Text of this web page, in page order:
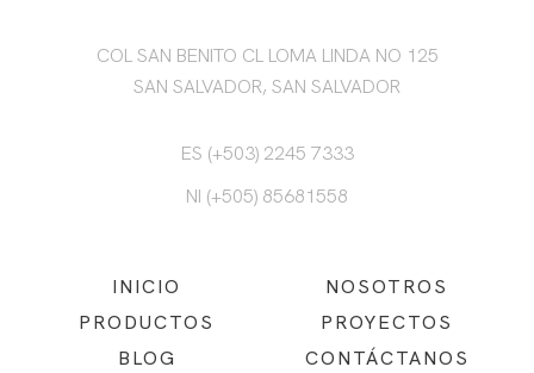
COL SAN BENITO CL LOMA LINDA NO 125
SAN SALVADOR, SAN SALVADOR
ES (+503) 2245 7333
NI (+505) 85681558
INICIO
NOSOTROS
PRODUCTOS
PROYECTOS
BLOG
CONTÁCTANOS